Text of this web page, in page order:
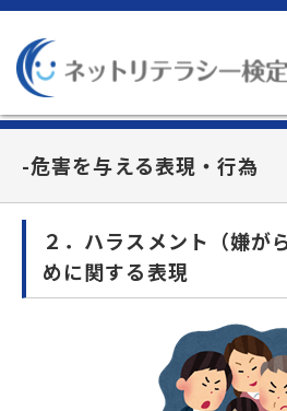
-危害を与える表現・行為
２．ハラスメント（嫌が
めに関する表現